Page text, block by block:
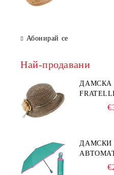
Абонирай се
Най-продавани
ДАМСКА
ДАМСКИ
CLOSE |